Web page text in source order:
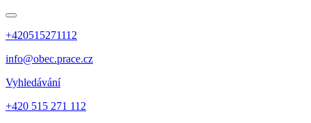
+420515271112
info@obec.prace.cz
Vyhledávání
+420 515 271 112